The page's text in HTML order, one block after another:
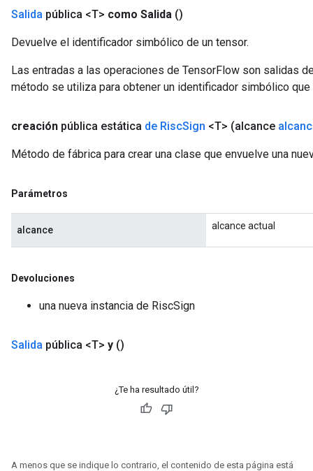
Salida pública <T> como Salida ()
Devuelve el identificador simbólico de un tensor.
Las entradas a las operaciones de TensorFlow son salidas
método se utiliza para obtener un identificador simbólico
creación pública estática de RiscSign <T> (alcance
Método de fábrica para crear una clase que envuelve una
Parámetros
alcance alcance actual
Devoluciones
una nueva instancia de RiscSign
Salida pública <T> y ()
¿Te ha resultado útil?
A menos que se indique lo contrario, el contenido de esta página está